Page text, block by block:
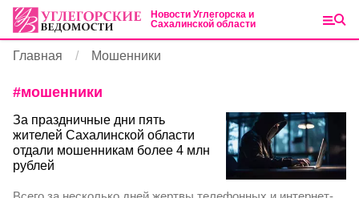
Новости Углегорска и
Сахалинской области
Главная Мошенники
#мошенники
За праздничные дни пять
жителей Сахалинской области
отдали мошенникам более 4 млн
рублей